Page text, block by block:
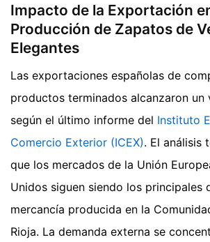
Impacto de la Exportación
Producción de Zapatos de
Elegantes
Las exportaciones españolas de
productos terminados alcanzaron un
según el último informe del Instituto
Comercio Exterior (ICEX). El análisis
que los mercados de la Unión
Unidos siguen siendo los principales
mercancía producida en la
Rioja. La demanda externa se